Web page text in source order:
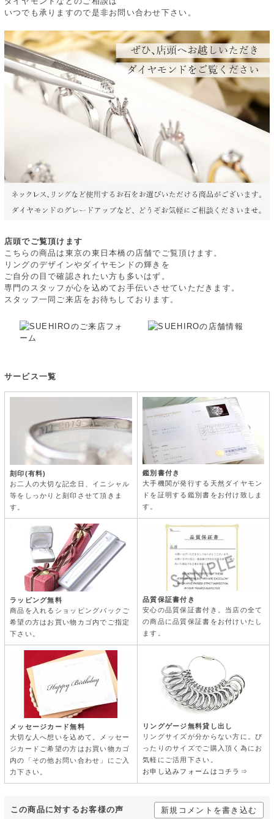
いつでも承りますので是非お問い合わせ下さい。
店頭でご覧頂けます
こちらの商品は東京の東日本橋の店舗でご覧頂けます。
リングのデザインやダイヤモンドの輝きを
ご自分の目で確認されたい方も多いはず。
専門のスタッフが心を込めてお手伝いさせていただきます。
スタッフ一同ご来店をお待ちしております。
サービス一覧
刻印(有料)
お二人の大切な記念日、イニシャル
等をしっかりと刻印させて頂きま
す。
鑑別書付き
大手機関が発行する天然ダイヤモン
ドを証明する鑑別書をお付け致しま
す。
ラッピング無料
商品を入れるショッピングバックご
希望の方はお買い物カゴ内でご指定
下さい。
品質保証書付き
安心の品質保証書付き。当店の全て
の商品に品質保証書をお付けいたし
ます。
メッセージカード無料
大切な人へ想いを込めて。メッセー
ジカードご希望の方はお買い物カゴ
内の「その他お問い合わせ」にご入
力下さい。
リングゲージ無料貸し出し
リングサイズが分からない方に。ぴ
ったりのサイズでご購入頂く為にお
気軽にご活用下さい。
お申し込みフォームはコチラ⇒
この商品に対するお客様の声 新規コメントを書き込む